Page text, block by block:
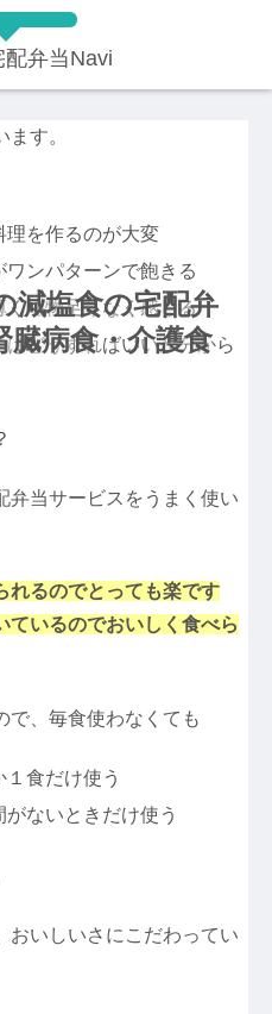
弁当Navi
す。
減塩食の宅配弁
臓病食・介護食
理を作るのが大変
ンパターンで飽きる
て物足りなく感じる
どうすればいいか分から
弁当サービスをうまく使い
れるのでとっても楽です
ているのでおいしく食べら
で、毎食使わなくても
食だけ使う
ないときだけ使う
おいしいさにこだわってい